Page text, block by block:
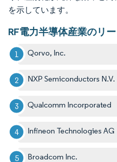
を示しています。
RF電力半導体産業のリ
Qorvo, Inc.
NXP Semiconductors N.V.
Qualcomm Incorporated
Infineon Technologies AG
Broadcom Inc.